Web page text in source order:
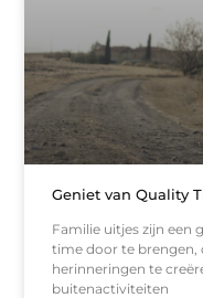
Geniet van Quality
Familie uitjes zijn een
time door te brengen,
herinneringen te
buitenactiviteiten